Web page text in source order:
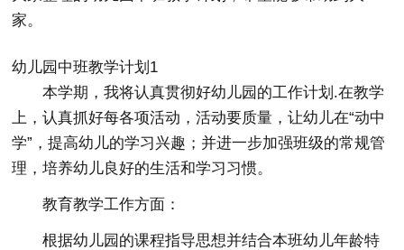
家。
幼儿园中班教学计划1
本学期，我将认真贯彻好幼儿园的工作计划.在教学
上，认真抓好每各项活动，活动要质量，让幼儿在“动中
学”，提高幼儿的学习兴趣；并进一步加强班级的常规管
理，培养幼儿良好的生活和学习习惯。
教育教学工作方面：
根据幼儿园的课程指导思想并结合本班幼儿年龄特